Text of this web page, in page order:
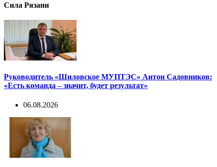
Сила Рязани
Руководитель «Шиловское МУПТЭС» Антон Садовников:
«Есть команда – значит, будет результат»
06.08.2026